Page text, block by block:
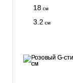
18 см
3.2 см